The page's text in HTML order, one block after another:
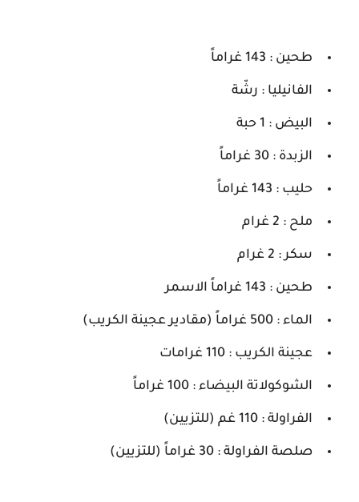
طحين : 143 غراماً
الفانيليا : رشّة
البيض : 1 حبة
الزبدة : 30 غراماً
حليب : 143 غراماً
ملح : 2 غرام
سكر : 2 غرام
طحين : 143 غراماً الاسمر
الماء : 500 غراماً (مقادير عجينة الكريب)
عجينة الكريب : 110 غرامات
الشوكولاتة البيضاء : 100 غراماً
الفراولة : 110 غم (للتزيين)
صلصة الفراولة : 30 غراماً (للتزيين)